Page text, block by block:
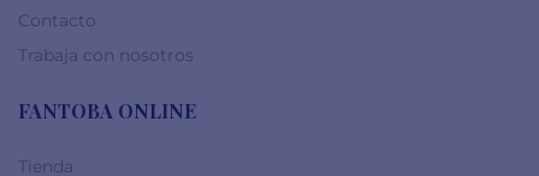
Contacto
Trabaja con nosotros
FANTOBA ONLINE
Tienda